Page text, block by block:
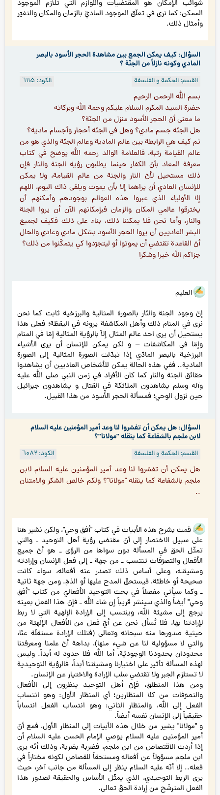
شوائب الإمكان هو المقتضيات واللوازم التي تلازم الموجود
الممكن؛ كما نرى في تعلّق الموجود الماديّ بالزمان والمكان والتغيّر
وأمثال ذلك.
السؤال: كيف يمكن الجمع بين مشاهدة الحجر الأسود بالبصر
المادي وكونه نازلاً من الجنّة ؟
الكود: ٦۱۱۵ القسم: الحكمة و الفلسفة
بسم الله الرحمن الرحيم
حضرة السيد المكرم السلام عليكم وحمة الله وبركاته
ما معنى أنّ الحجر الأسود منزل من الجنّة؟
هل الجنّة جسم مادي؟ وهل في الجنّة أحجار وأجسام مادية؟
ثم كيف هي الرابطة بين عالم المادية وعالم الجنّة والذي هو من
عالم القيامة رتبة، فالعلامة الوالد رحمه الله يوضح في كتاب
معرفة المعاد بأنّ الكفار حينما يطلبون رؤية الجنة والنار فإن
ذلك مستحيل لأنّ النار والجنة من عالم القيامة، ولا يمكن
للإنسان العادي أن يراهما إلا بأن يموت ويلقى ذاك اليوم، اللهم
إلا الأولياء الذي عبروا هذه العوالم بوجودهم وأمكنهم أن
يخترقوا عالمي المكان والزمان فبإمكانهم الآن أن يروا الجنة
والنار، وأما نحن فلا يمكننا ذلك، بناء على ذلك فكيف لجميع
البشر العاديين أن يروا الحجر الأسود بشكل مادي وعادي والحال
أنّ القاعدة تقتضي أن يموتوا أو ليتجرّدوا كي يتمكّنوا من ذلك؟
جزاكم الله خيرا وشكرا
هو العليم
إنّ وجود الجنة والنّار بالصورة المثالية والبرزخية ثابت كما نحن
نرى في المنام ذلك وأهل المكاشفة يرونه في اليقظة؛ فعلى هذا
يستحيل أن يرى احد عالم المثال إلاّ بالرؤية المثالية إمّا في المنام
وإمّا في المكاشفات – و لكن يمكن للإنسان أن يرى الأشياء
البرزخية بالبصر المادّي إذا تبدّلت الصورة المثالية إلى الصورة
المادية.. ففي هذه الحالة يمكن للأشخاص العاديين أن يشاهدوا
حقائق الجنة والنار كما كان الأفراد في زمن النبي صلى الله عليه
وآله وسلم يشاهدون الملائكة في القتال و يشاهدون جبرائيل
حين نزول الوحي؛ فمسألة الحجر الأسود من هذا القبيل.
السؤال: هل يمكن أن تفسّروا لنا وعد أمير المؤمنين عليه السلام
لابن ملجم بالشفاعة كما ينقله "مولانا"؟
الكود: ٦۰۸۲ القسم: الحكمة و الفلسفة
هل يمكن أن تفسّروا لنا وعد أمير المؤمنين عليه السلام لابن
ملجم بالشفاعة كما ينقله "مولانا"؟ ولكم خالص الشكر والامتنان
..
لقد قمت بشرح هذه الأبيات في كتاب "أفق وحي"، ولكن نشير هنا
على سبيل الاختصار إلى أنّ مقتضى رؤية أهل التوحيد ـ والتي
تمثّل الحق في المسألة دون سواها من الرؤى ـ هو أنّ جميع
الأفعال والتصرّفات تنتسب ـ من جهة ـ إلى فعل الإنسان وإرادته
ومشيئته، وعلى أساس ذلك تصدر عنه أفعاله، سواء كانت
صحيحة أو خاطئة، فيستحقّ المدح عليها أو الذمّ. ومن جهة ثانية
ـ وكما سيأتي مفصلاً في بحث التوحيد الأفعاليّ من كتاب "أفق
وحي" أيضاً والذي سينشر قريباً إن شاء الله ـ فإنّ هذا الفعل بعينه
يرجع إلى مشيئة الله، وينتسب إلى الإرادة الإلهية التي لا ربط
لإرادتنا بها، فلا نُسأل نحن عن أيّ فعل من الأفعال الإلهيّة من
حيثية صدورها منه سبحانه وتعالى (فتلك الإرادة مستقلّة عنّا،
والتي لا مسؤولية لنا عن شيء منها)، بداهة أنّ علمنا ومعرفتنا
محدودان بحدودنا الوجوديّة، أما الله فلا حدود له أبداً. وليس
لهذه المسألة تأثير على اختيارنا ومشيئتنا أبداً، فالرؤية التوحيدية
لا تستلزم الجبر ولا تقتضي سلب الإرادة والاختيار عن الإنسان.
ومن هذا المنطلق، فإنّ أهل التوحيد ينظرون إلى الأفعال
والتصرّفات من كلا المنظارين؛ أي المنظار الأول: وهو انتساب
الفعل إلى الله، والمنظار الثاني: وهو انتساب الفعل انتساباً
حقيقياً إلى الإنسان نفسه أيضاً.
و "مولانا" يشير من خلال هذه الأبيات إلى المنظار الأول، فمع أنّ
أمير المؤمنين عليه السلام يوصي الإمام الحسن عليه السلام أن
إذا أردت الاقتصاص من ابن ملجم، فضربة بضربة، وذلك أنّه يرى
ابن ملجم مسؤولاً عن أفعاله ومستحقاً للقصاص لكونه مختاراً في
فعله.. إلا أنّه عليه السلام ينظر إلى المسألة من جانب آخر، حيث
يرى الربط التوحيدي، الذي يمثّل الأساس والحقيقة لصدور هذا
الفعل المترشّح من إرادة الحقّ تعالى.